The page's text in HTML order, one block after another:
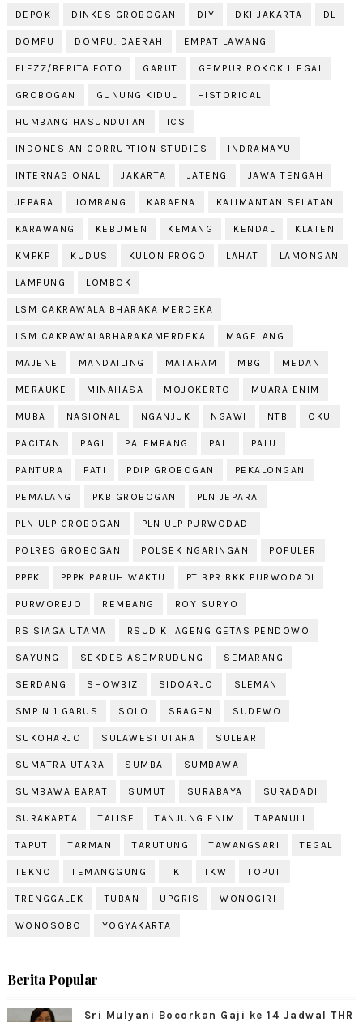
DEPOK DINKES GROBOGAN DIY DKI JAKARTA DL
DOMPU DOMPU. DAERAH EMPAT LAWANG
FLEZZ/BERITA FOTO GARUT GEMPUR ROKOK ILEGAL
GROBOGAN GUNUNG KIDUL HISTORICAL
HUMBANG HASUNDUTAN ICS
INDONESIAN CORRUPTION STUDIES INDRAMAYU
INTERNASIONAL JAKARTA JATENG JAWA TENGAH
JEPARA JOMBANG KABAENA KALIMANTAN SELATAN
KARAWANG KEBUMEN KEMANG KENDAL KLATEN
KMPKP KUDUS KULON PROGO LAHAT LAMONGAN
LAMPUNG LOMBOK
LSM CAKRAWALA BHARAKA MERDEKA
LSM CAKRAWALABHARAKAMERDEKA MAGELANG
MAJENE MANDAILING MATARAM MBG MEDAN
MERAUKE MINAHASA MOJOKERTO MUARA ENIM
MUBA NASIONAL NGANJUK NGAWI NTB OKU
PACITAN PAGI PALEMBANG PALI PALU
PANTURA PATI PDIP GROBOGAN PEKALONGAN
PEMALANG PKB GROBOGAN PLN JEPARA
PLN ULP GROBOGAN PLN ULP PURWODADI
POLRES GROBOGAN POLSEK NGARINGAN POPULER
PPPK PPPK PARUH WAKTU PT BPR BKK PURWODADI
PURWOREJO REMBANG ROY SURYO
RS SIAGA UTAMA RSUD KI AGENG GETAS PENDOWO
SAYUNG SEKDES ASEMRUDUNG SEMARANG
SERDANG SHOWBIZ SIDOARJO SLEMAN
SMP N 1 GABUS SOLO SRAGEN SUDEWO
SUKOHARJO SULAWESI UTARA SULBAR
SUMATRA UTARA SUMBA SUMBAWA
SUMBAWA BARAT SUMUT SURABAYA SURADADI
SURAKARTA TALISE TANJUNG ENIM TAPANULI
TAPUT TARMAN TARUTUNG TAWANGSARI TEGAL
TEKNO TEMANGGUNG TKI TKW TOPUT
TRENGGALEK TUBAN UPGRIS WONOGIRI
WONOSOBO YOGYAKARTA
Berita Popular
Sri Mulyani Bocorkan Gaji ke 14 Jadwal THR